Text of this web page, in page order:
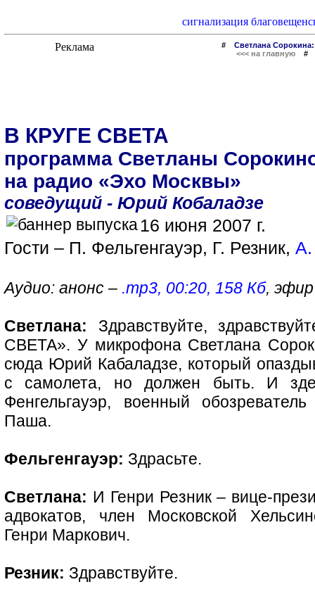
сигнализация
# Светлана
<<< на главную
В КРУГЕ СВЕТА
программа Светланы
на радио «Эхо Москвы»
соведущий - Юрий Кобаладзе
16 июня 2007 г.
Гости – П. Фельгенгауэр, Г. Резник, А.
Аудио: анонс – .mp3, 00:20, 158 Кб,
Светлана: Здравствуйте,
СВЕТА». У микрофона Светлана
сюда Юрий Кабаладзе, который
с самолета, но должен быть. И
Фенгельгауэр, военный
Паша.
Фельгенгауэр: Здрасьте.
Светлана: И Генри Резник – вице-
адвокатов, член Московской
Генри Маркович.
Резник: Здравствуйте.